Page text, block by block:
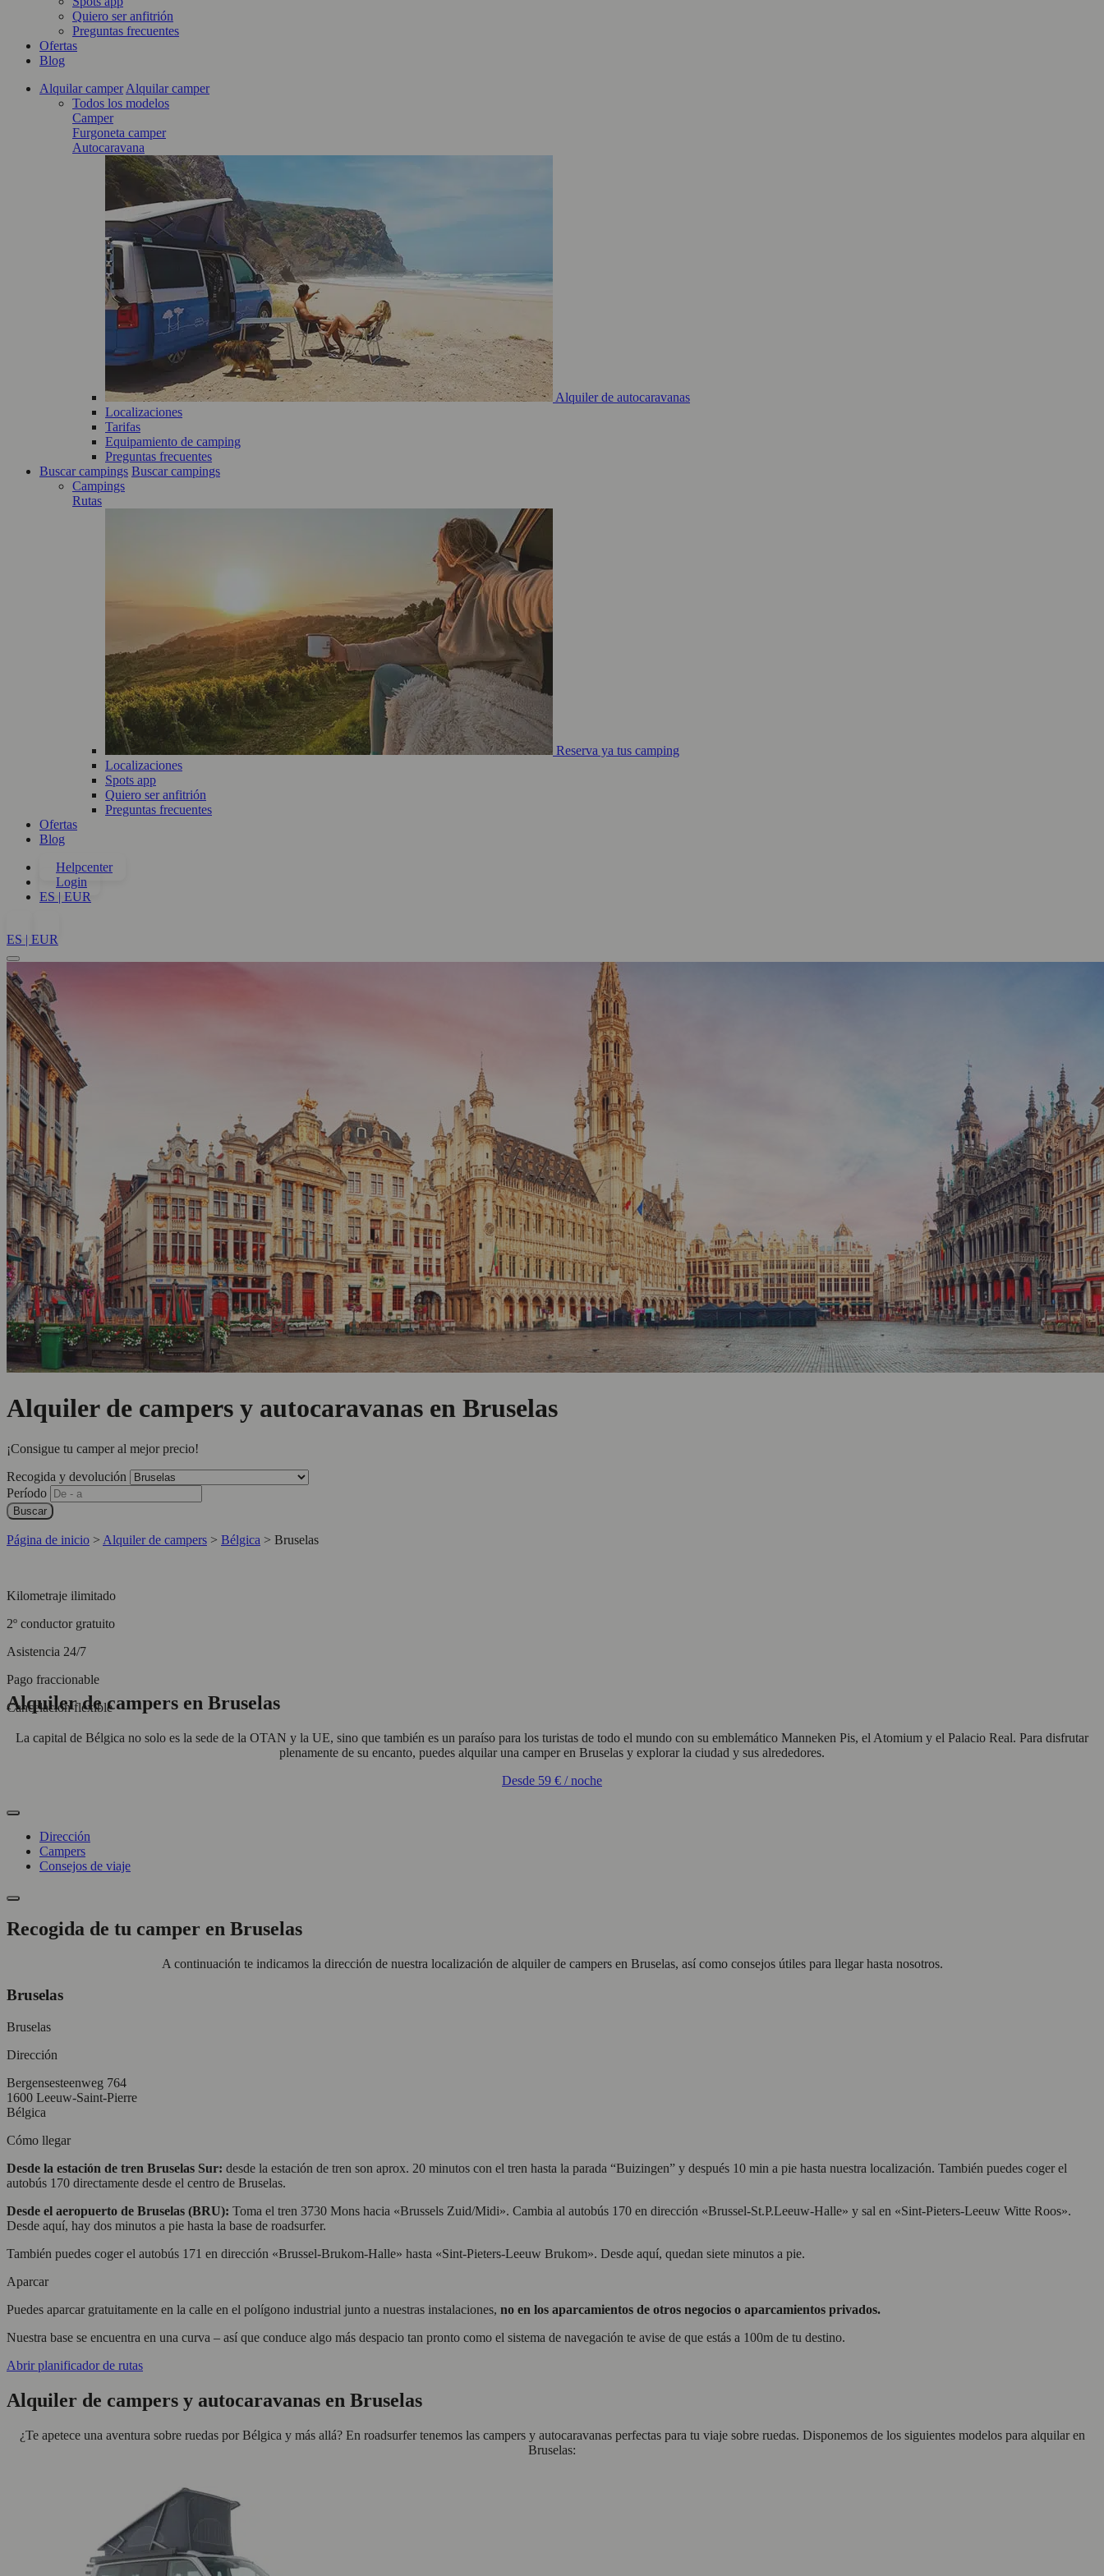
Quiero ser anfitrión
Preguntas frecuentes
Ofertas
Blog
Alquilar camper Alquilar camper
Todos los modelos
Camper
Furgoneta camper
Autocaravana
Alquiler de autocaravanas
Localizaciones
Tarifas
Equipamiento de camping
Preguntas frecuentes
Buscar campings Buscar campings
Campings
Rutas
Reserva ya tus camping
Localizaciones
Spots app
Quiero ser anfitrión
Preguntas frecuentes
Ofertas
Blog
Helpcenter
Login
ES | EUR
ES | EUR
Alquiler de campers y autocaravanas en Bruselas
¡Consigue tu camper al mejor precio!
Recogida y devolución
Período
Buscar
Página de inicio > Alquiler de campers > Bélgica > Bruselas
Kilometraje ilimitado
2º conductor gratuito
Asistencia 24/7
Pago fraccionable
Cancelación flexible
Alquiler de campers en Bruselas
La capital de Bélgica no solo es la sede de la OTAN y la UE, sino que también es un paraíso para los turistas de todo el mundo con su emblemático Manneken Pis, el Atomium y el Palacio Real. Para disfrutar
plenamente de su encanto, puedes alquilar una camper en Bruselas y explorar la ciudad y sus alrededores.
Desde 59 € / noche
Dirección
Campers
Consejos de viaje
Recogida de tu camper en Bruselas
A continuación te indicamos la dirección de nuestra localización de alquiler de campers en Bruselas, así como consejos útiles para llegar hasta nosotros.
Bruselas
Bruselas
Dirección
Bergensesteenweg 764
1600 Leeuw-Saint-Pierre
Bélgica
Cómo llegar
Desde la estación de tren Bruselas Sur: desde la estación de tren son aprox. 20 minutos con el tren hasta la parada “Buizingen” y después 10 min a pie hasta nuestra localización. También puedes coger el
autobús 170 directamente desde el centro de Bruselas.
Desde el aeropuerto de Bruselas (BRU): Toma el tren 3730 Mons hacia «Brussels Zuid/Midi». Cambia al autobús 170 en dirección «Brussel-St.P.Leeuw-Halle» y sal en «Sint-Pieters-Leeuw Witte Roos».
Desde aquí, hay dos minutos a pie hasta la base de roadsurfer.
También puedes coger el autobús 171 en dirección «Brussel-Brukom-Halle» hasta «Sint-Pieters-Leeuw Brukom». Desde aquí, quedan siete minutos a pie.
Aparcar
Puedes aparcar gratuitamente en la calle en el polígono industrial junto a nuestras instalaciones, no en los aparcamientos de otros negocios o aparcamientos privados.
Nuestra base se encuentra en una curva – así que conduce algo más despacio tan pronto como el sistema de navegación te avise de que estás a 100m de tu destino.
Abrir planificador de rutas
Alquiler de campers y autocaravanas en Bruselas
¿Te apetece una aventura sobre ruedas por Bélgica y más allá? En roadsurfer tenemos las campers y autocaravanas perfectas para tu viaje sobre ruedas. Disponemos de los siguientes modelos para alquilar en
Bruselas: